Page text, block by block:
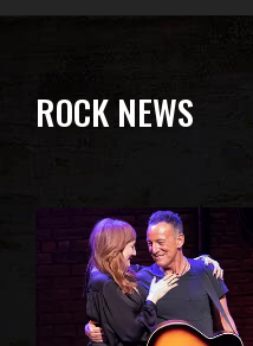
ROCK NEWS